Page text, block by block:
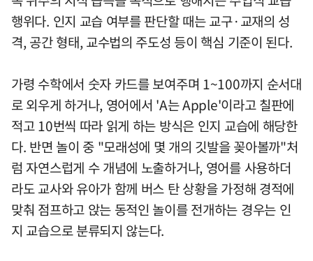
행위다. 인지 교습 여부를 판단할 때는 교구·교재의 성
격, 공간 형태, 교수법의 주도성 등이 핵심 기준이 된다.
가령 수학에서 숫자 카드를 보여주며 1~100까지 순서대
로 외우게 하거나, 영어에서 'A는 Apple'이라고 칠판에
적고 10번씩 따라 읽게 하는 방식은 인지 교습에 해당한
다. 반면 놀이 중 "모래성에 몇 개의 깃발을 꽂아볼까"처
럼 자연스럽게 수 개념에 노출하거나, 영어를 사용하더
라도 교사와 유아가 함께 버스 탄 상황을 가정해 경적에
맞춰 점프하고 앉는 동적인 놀이를 전개하는 경우는 인
지 교습으로 분류되지 않는다.